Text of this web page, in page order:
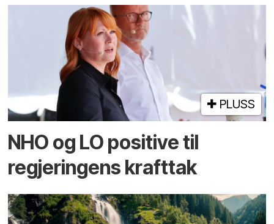
PLUSS
NHO og LO positive til
regjeringens krafttak